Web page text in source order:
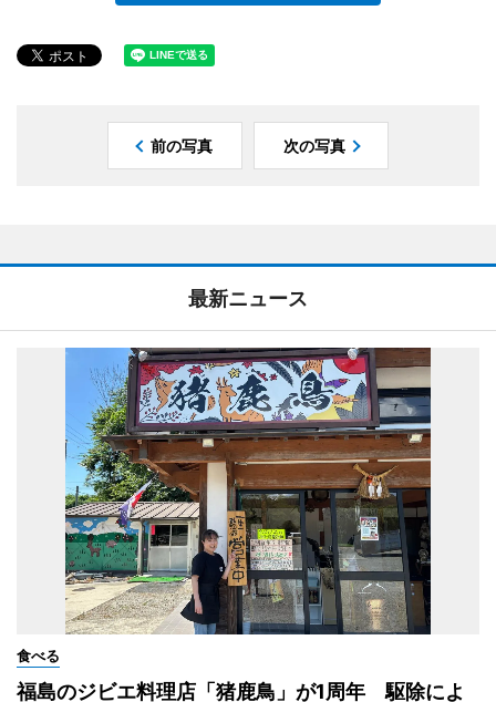
前の写真 次の写真
最新ニュース
食べる
福島のジビエ料理店「猪鹿鳥」が1周年 駆除によ